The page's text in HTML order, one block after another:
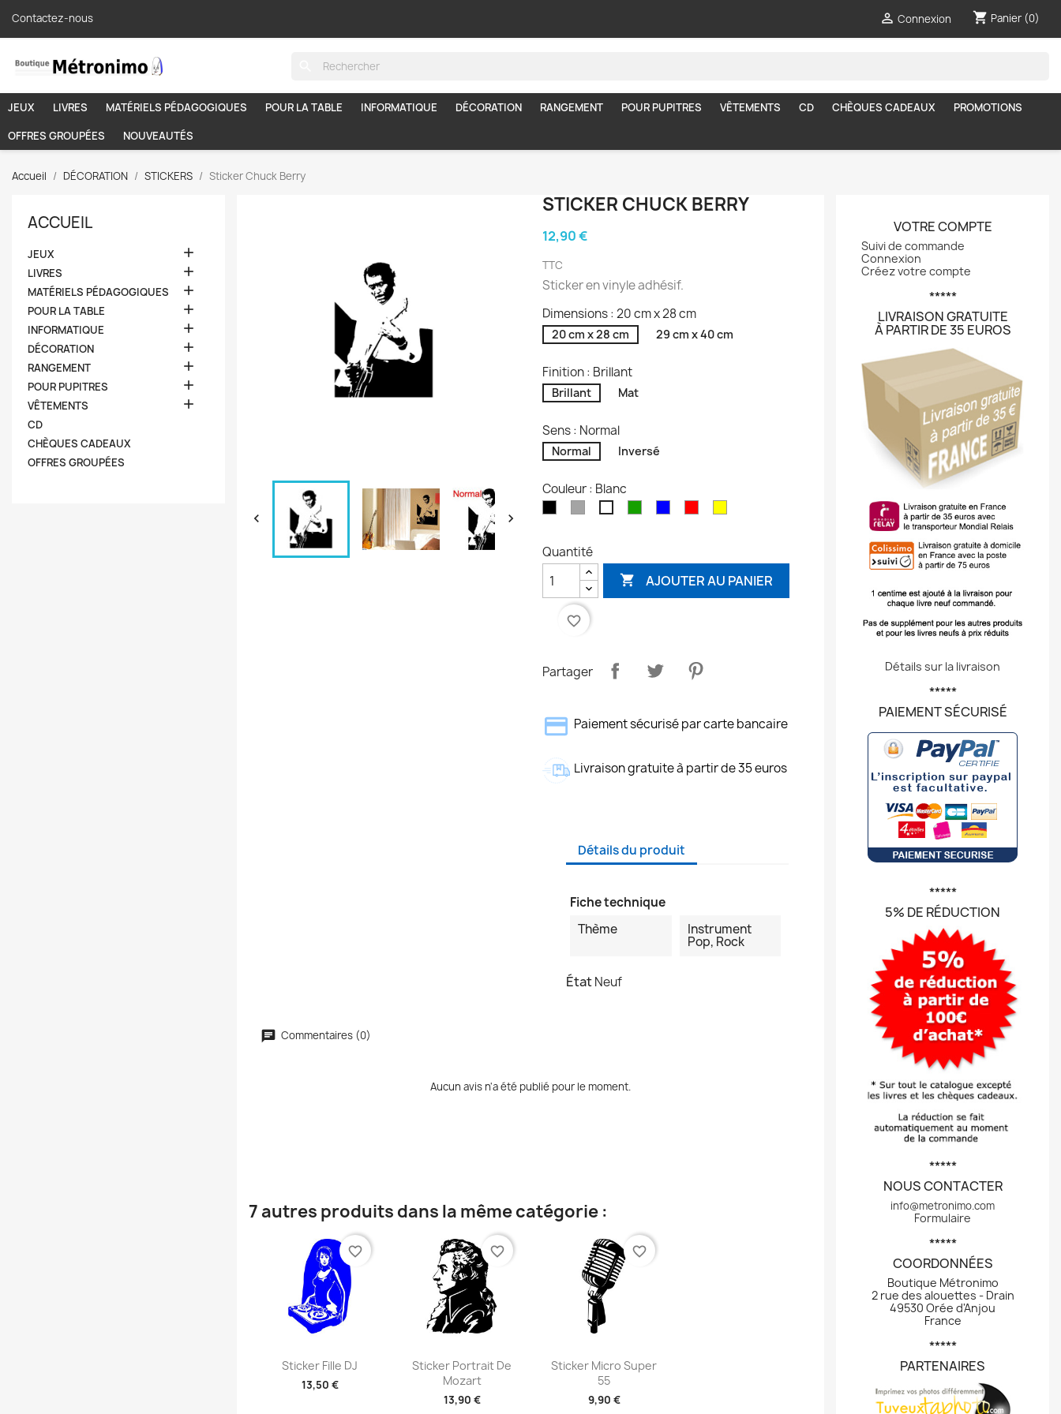
Contactez-nous  Connexion shopping_cart Panier (0)
JEUX LIVRES MATÉRIELS PÉDAGOGIQUES POUR LA TABLE INFORMATIQUE DÉCORATION RANGEMENT POUR PUPITRES VÊTEMENTS CD CHÈQUES CADEAUX
PROMOTIONS
OFFRES GROUPÉES
NOUVEAUTÉS
Accueil DÉCORATION STICKERS Sticker Chuck Berry
ACCUEIL
JEUX 
LIVRES 
MATÉRIELS PÉDAGOGIQUES 
POUR LA TABLE 
INFORMATIQUE 
DÉCORATION 
RANGEMENT 
POUR PUPITRES 
VÊTEMENTS 
CD
CHÈQUES CADEAUX
OFFRES GROUPÉES
 
STICKER CHUCK BERRY
12,90 €
TTC
Sticker en vinyle adhésif.
Dimensions : 20 cm x 28 cm
20 cm x 28 cm 29 cm x 40 cm
Finition : Brillant
Brillant Mat
Sens : Normal
Normal Inversé
Couleur : Blanc
Noir Gris Blanc Vert Bleu RougeJaune
Quantité
 AJOUTER AU PANIER
favorite_border
Partager
Paiement sécurisé par carte bancaire
Livraison gratuite à partir de 35 euros
Détails du produit
Fiche technique
Thème
Instrument
Pop, Rock
ÉtatNeuf
Commentaires (0)
Aucun avis n'a été publié pour le moment.
7 autres produits dans la même catégorie :
Aperçu rapide
Sticker Fille DJ
13,50 €
favorite_border
Aperçu rapide
+2
Sticker Portrait De
Mozart
13,90 €
favorite_border
Aperçu rapide
+2
Sticker Micro Super
55
9,90 €
favorite_border
VOTRE COMPTE
Suivi de commande
Connexion
Créez votre compte
*****
LIVRAISON GRATUITE
À PARTIR DE 35 EUROS
Détails sur la livraison
*****
PAIEMENT SÉCURISÉ
*****
5% DE RÉDUCTION
*****
NOUS CONTACTER
info@metronimo.com
Formulaire
*****
COORDONNÉES
Boutique Métronimo
2 rue des alouettes - Drain
49530 Orée d'Anjou
France
*****
PARTENAIRES